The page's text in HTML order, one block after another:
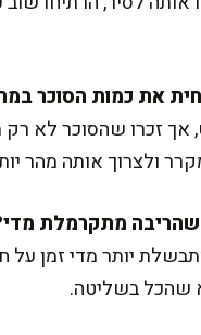
זכרו שהסוכר לא רק
ולצרוך אותה מהר
יותר מדי זמן על
שהכל בשליטה.